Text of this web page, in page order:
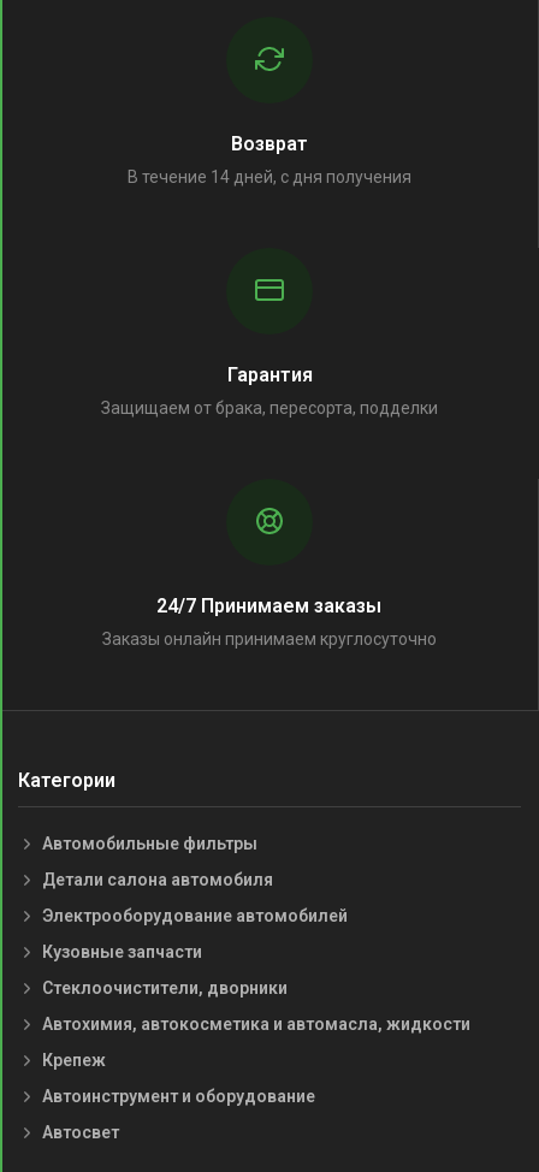
Возврат
В течение 14 дней, с дня получения
Гарантия
Защищаем от брака, пересорта, подделки
24/7 Принимаем заказы
Заказы онлайн принимаем круглосуточно
Категории
Автомобильные фильтры
Детали салона автомобиля
Электрооборудование автомобилей
Кузовные запчасти
Стеклоочистители, дворники
Автохимия, автокосметика и автомасла, жидкости
Крепеж
Автоинструмент и оборудование
Автосвет